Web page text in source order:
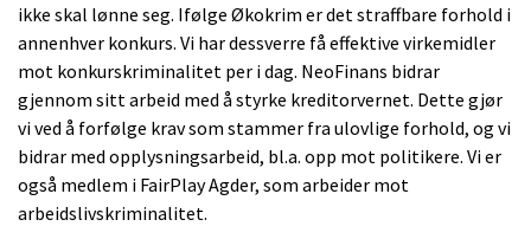
ikke skal lønne seg. Ifølge Økokrim er det straffbare forhold i
annenhver konkurs. Vi har dessverre få effektive virkemidler
mot konkurskriminalitet per i dag. NeoFinans bidrar
gjennom sitt arbeid med å styrke kreditorvernet. Dette gjør
vi ved å forfølge krav som stammer fra ulovlige forhold, og vi
bidrar med opplysningsarbeid, bl.a. opp mot politikere. Vi er
også medlem i FairPlay Agder, som arbeider mot
arbeidslivskriminalitet.